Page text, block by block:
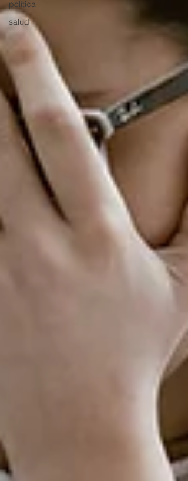
política
salud